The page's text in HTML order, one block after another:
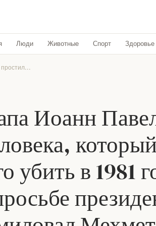
Люди Животные Спорт Здоровье
Иоанн
убить в 1981